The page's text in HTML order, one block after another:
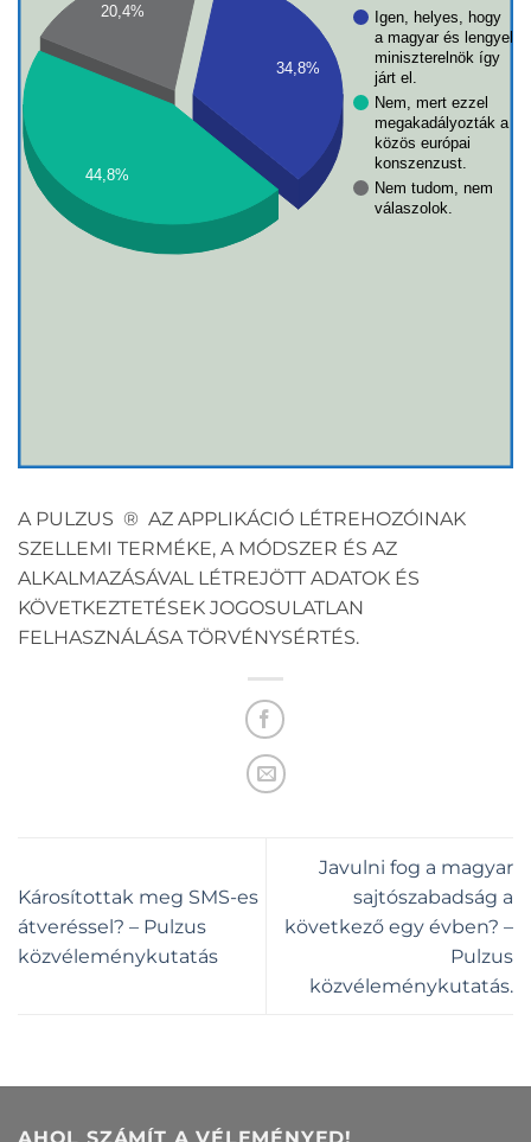
Igen, helyes, hogy
a magyar és lengyel
miniszterelnök így
járt el.
Nem, mert ezzel
megakadályozták a
közös európai
konszenzust.
Nem tudom, nem
válaszolok.
34,8%
20,4%
44,8%
A PULZUS ® AZ APPLIKÁCIÓ LÉTREHOZÓINAK
SZELLEMI TERMÉKE, A MÓDSZER ÉS AZ
ALKALMAZÁSÁVAL LÉTREJÖTT ADATOK ÉS
KÖVETKEZTETÉSEK JOGOSULATLAN
FELHASZNÁLÁSA TÖRVÉNYSÉRTÉS.
Károsítottak meg SMS-es
átveréssel? – Pulzus
közvéleménykutatás
Javulni fog a magyar
sajtószabadság a
következő egy évben? –
Pulzus
közvéleménykutatás.